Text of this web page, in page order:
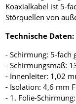
Koaxialkabel ist 5-
Störquellen von
Technische Daten:
- Schirmung: 5-fach
- Schirmungsmaß:
- Innenleiter: 1,02
- Isolation: 4,6 mm
- 1. Folie-